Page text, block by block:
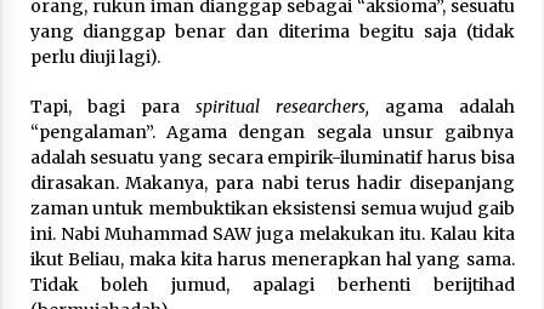
orang, rukun iman dianggap sebagai “aksioma”, sesuatu
yang dianggap benar dan diterima begitu saja (tidak
perlu diuji lagi).
Tapi, bagi para spiritual researchers, agama adalah
“pengalaman”. Agama dengan segala unsur gaibnya
adalah sesuatu yang secara empirik-iluminatif harus bisa
dirasakan. Makanya, para nabi terus hadir disepanjang
zaman untuk membuktikan eksistensi semua wujud gaib
ini. Nabi Muhammad SAW juga melakukan itu. Kalau kita
ikut Beliau, maka kita harus menerapkan hal yang sama.
Tidak boleh jumud, apalagi berhenti berijtihad